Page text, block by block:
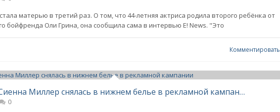
матерью в третий раз. О том, что 44-летняя актриса родила второго ребёнка от
бойфренда Оли Грина, она сообщила сама в интервью E! News. "Это
Комментировать
Беременная Сиенна Миллер снялась в нижнем белье в рекламной кампании
0